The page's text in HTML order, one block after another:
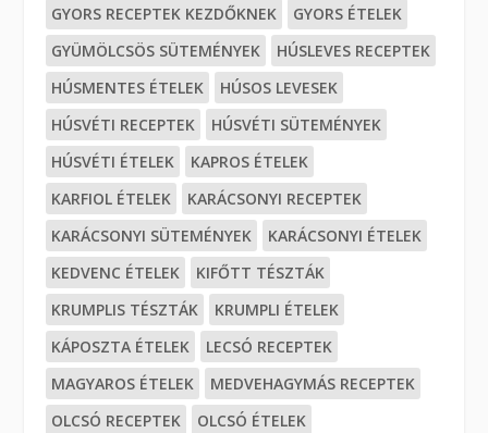
GYORS RECEPTEK KEZDŐKNEK
GYORS ÉTELEK
GYÜMÖLCSÖS SÜTEMÉNYEK
HÚSLEVES RECEPTEK
HÚSMENTES ÉTELEK
HÚSOS LEVESEK
HÚSVÉTI RECEPTEK
HÚSVÉTI SÜTEMÉNYEK
HÚSVÉTI ÉTELEK
KAPROS ÉTELEK
KARFIOL ÉTELEK
KARÁCSONYI RECEPTEK
KARÁCSONYI SÜTEMÉNYEK
KARÁCSONYI ÉTELEK
KEDVENC ÉTELEK
KIFŐTT TÉSZTÁK
KRUMPLIS TÉSZTÁK
KRUMPLI ÉTELEK
KÁPOSZTA ÉTELEK
LECSÓ RECEPTEK
MAGYAROS ÉTELEK
MEDVEHAGYMÁS RECEPTEK
OLCSÓ RECEPTEK
OLCSÓ ÉTELEK